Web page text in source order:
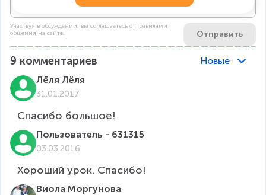
Участвуя в обсуждении, вы соглашаетесь c Правилами
общения на сайте.
Отправить
9 комментариев
Новые
Лёля Лёля
31.01.2017
Спасибо большое!
Пользователь - 631315
03.03.2016
Хороший урок. Спасибо!
Виола Моргунова